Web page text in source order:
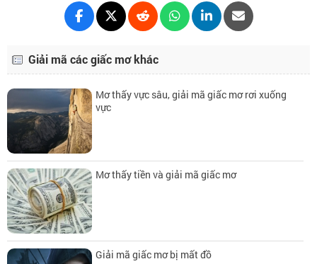
Giải mã các giấc mơ khác
Mơ thấy vực sâu, giải mã giấc mơ rơi xuống
vực
Mơ thấy tiền và giải mã giấc mơ
Giải mã giấc mơ bị mất đồ